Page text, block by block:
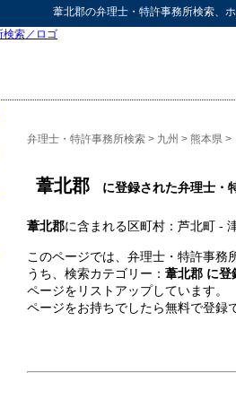
葦北郡の弁理士・特許事務所検索、
弁理士・特許事務所検索 > 九州 > 熊本県 >
葦北郡 に登録された弁理士・
葦北郡に含まれる区町村：芦北町 -
このページでは、弁理士・特許事務
うち、検索カテゴリー： 葦北郡 に登
ページをリストアップしています
ページをお持ちでしたら無料で登録